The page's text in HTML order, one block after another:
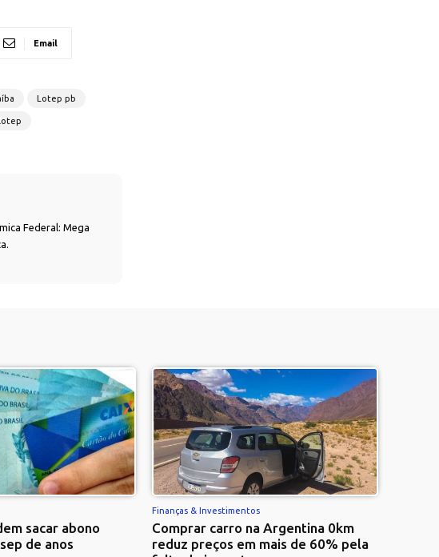
Email
Lotep pb
Federal: Mega
sacar abono
de anos
Finanças & Investimentos
Comprar carro na Argentina 0km
reduz preços em mais de 60% pela